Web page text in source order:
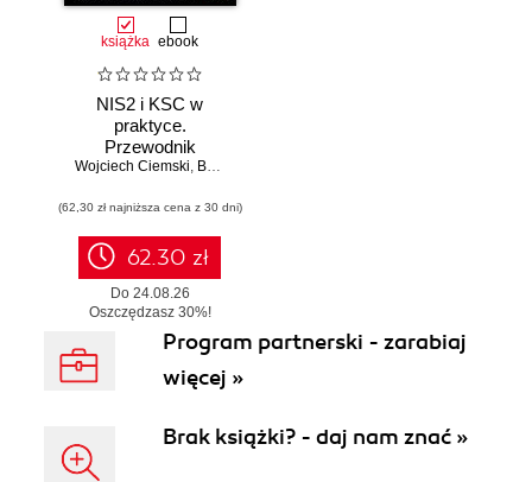
książka ebook
NIS2 i KSC w
praktyce.
Przewodnik
wdrożeniowy dla
Wojciech Ciemski, Bartłomiej Wieczorek
(62,30 zł najniższa cena z 30 dni)
62.30 zł
Do 24.08.26
Oszczędzasz 30%!
W realizacji od 25.08.26 r.Program partnerski - zarabiaj
więcej »
Brak książki? - daj nam znać »